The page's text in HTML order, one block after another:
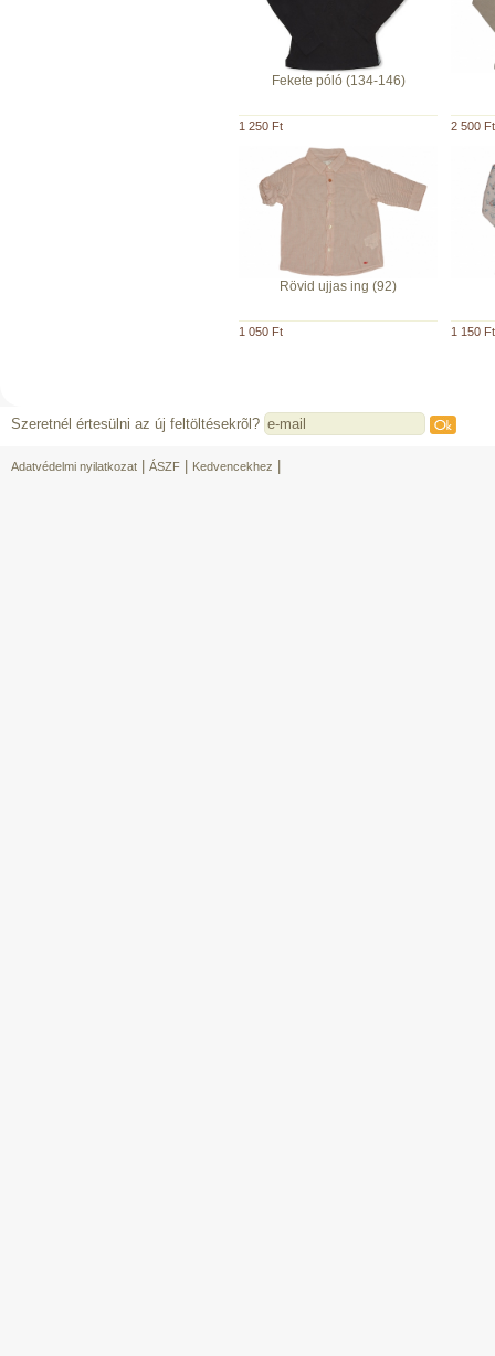
Fekete póló (134-146)
1 250 Ft 2 500 Ft
Rövid ujjas ing (92)
1 050 Ft 1 150 Ft
Szeretnél értesülni az új feltöltésekrõl?
Adatvédelmi nyilatkozat ÁSZF Kedvencekhez